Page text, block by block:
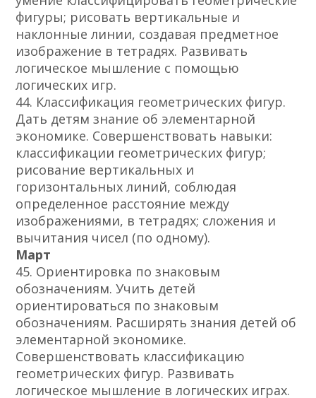
фигуры; рисовать вертикальные и
наклонные линии, создавая предметное
изображение в тетрадях. Развивать
логическое мышление с помощью
логических игр.
44. Классификация геометрических фигур.
Дать детям знание об элементарной
экономике. Совершенствовать навыки:
классификации геометрических фигур;
рисование вертикальных и
горизонтальных линий, соблюдая
определенное расстояние между
изображениями, в тетрадях; сложения и
вычитания чисел (по одному).
Март
45. Ориентировка по знаковым
обозначениям. Учить детей
ориентироваться по знаковым
обозначениям. Расширять знания детей об
элементарной экономике.
Совершенствовать классификацию
геометрических фигур. Развивать
логическое мышление в логических играх.